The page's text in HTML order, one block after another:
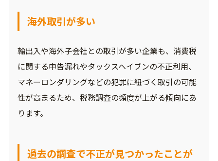
海外取引が多い
輸出入や海外子会社との取引が多い企業も、消費税
に関する申告漏れやタックスヘイブンの不正利用、
マネーロンダリングなどの犯罪に紐づく取引の可能
性が高まるため、税務調査の頻度が上がる傾向にあ
ります。
過去の調査で不正が見つかったことが